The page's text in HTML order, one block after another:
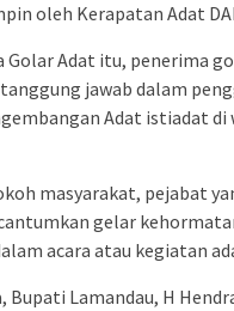
oleh Kerapatan Adat
Golar Adat itu, penerima
jawab dalam
Adat istiadat di
masyarakat, pejabat
gelar
acara atau kegiatan
Lamandau, H